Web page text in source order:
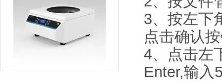
3、按左下
点击确认
4、点击左
Enter,输入